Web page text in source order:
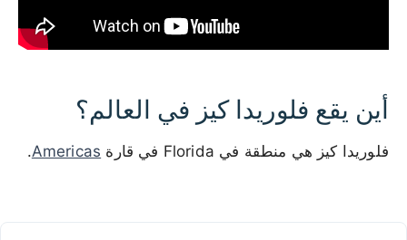
أين يقع فلوريدا كيز في العالم؟
فلوريدا كيز هي منطقة في Florida في قارة Americas
. 100 km / 62.1 mi